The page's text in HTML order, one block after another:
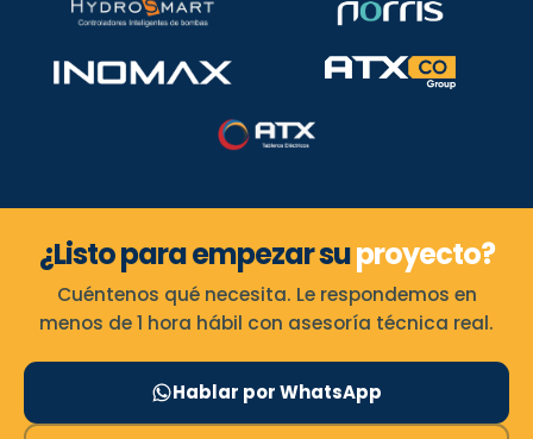
¿Listo para empezar suproyecto?
Cuéntenos qué necesita. Le respondemos en
menos de 1 hora hábil con asesoría técnica real.
Hablar por WhatsApp